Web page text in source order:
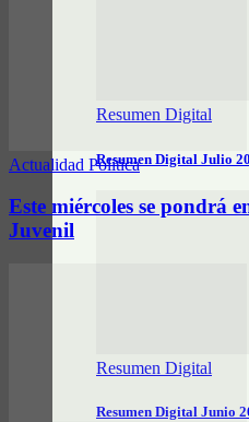
Resumen Digital
Resumen Digital Julio
Resumen Digital
Resumen Digital Junio
Actualidad Política
Este miércoles se pondrá
Juvenil